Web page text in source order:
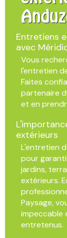
Entretiens
avec
Vous
l'entretien
Faites
partenaire
et en
extérieurs
L'entretien
pour
jardins,
extérieurs.
Paysage,
impeccable
entretenus.